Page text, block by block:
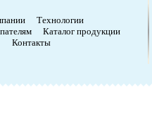
Технологии
Каталог продукции
Контакты